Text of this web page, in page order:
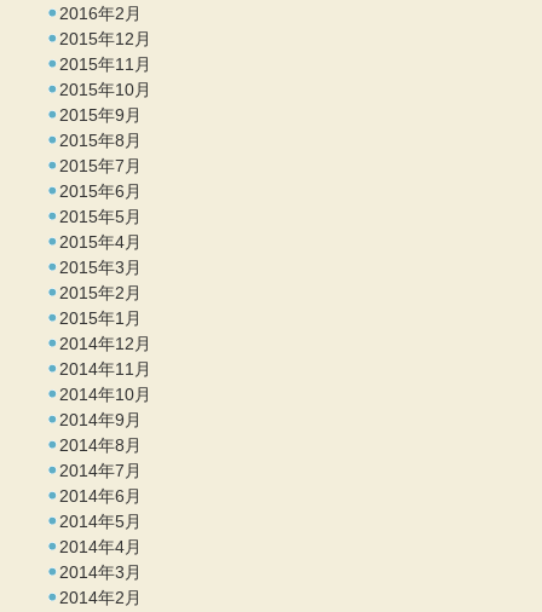
2016年2月
2015年12月
2015年11月
2015年10月
2015年9月
2015年8月
2015年7月
2015年6月
2015年5月
2015年4月
2015年3月
2015年2月
2015年1月
2014年12月
2014年11月
2014年10月
2014年9月
2014年8月
2014年7月
2014年6月
2014年5月
2014年4月
2014年3月
2014年2月